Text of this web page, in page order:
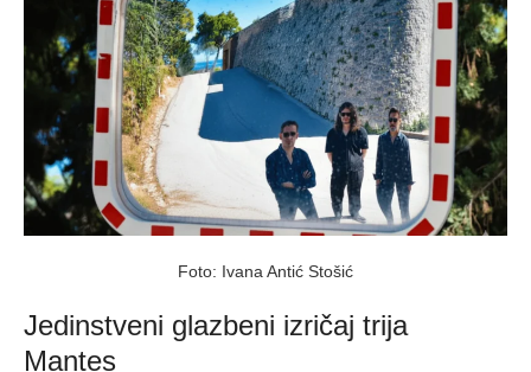
Foto: Ivana Antić Stošić
Jedinstveni glazbeni izričaj trija
Mantes